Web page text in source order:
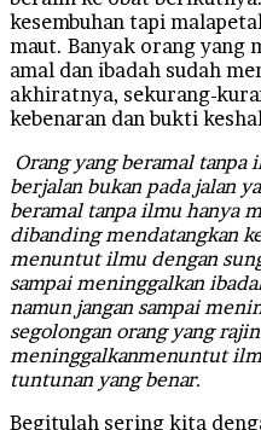
kesembuhan tapi
maut. Banyak orang yang
amal dan ibadah sudah
akhiratnya, sekurang-
kebenaran dan bukti
Orang yang beramal
berjalan bukan pada jalan
beramal tanpa ilmu hanya
dibanding mendatangkan
menuntut ilmu dengan
sampai meninggalkan
namun jangan sampai
segolongan orang yang
meninggalkanmenuntut
tuntunan yang benar.
Begitulah sering kita